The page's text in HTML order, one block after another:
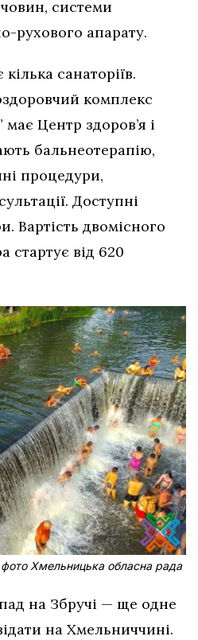
системи
рухового апарату.
санаторіїв.
комплекс
Центр здоров’я і
бальнеотерапію,
процедури,
Доступні
Вартість двомісного
стартує від 620
Хмельницька обласна рада
на Збручі — ще одне
на Хмельниччині.